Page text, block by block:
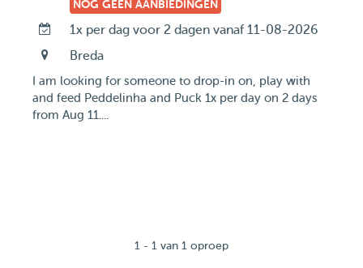
NOG GEEN AANBIEDINGEN
1x per dag voor 2 dagen vanaf 11-08-2026
Breda
I am looking for someone to drop-in on, play with
and feed Peddelinha and Puck 1x per day on 2 days
from Aug 11....
1 - 1 van 1 oproep